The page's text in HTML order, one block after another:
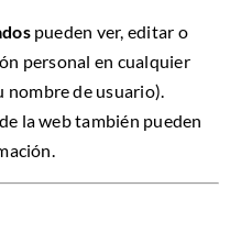
pueden ver, editar o
personal en cualquier
nombre de usuario).
la web también pueden